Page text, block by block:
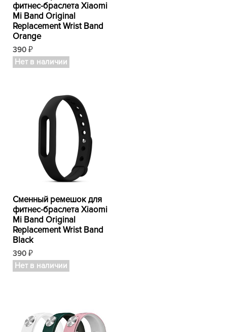
фитнес-браслета Xiaomi
Mi Band Original
Replacement Wrist Band
Orange
390 ₽
Нет в наличии
Сменный ремешок для
фитнес-браслета Xiaomi
Mi Band Original
Replacement Wrist Band
Black
390 ₽
Нет в наличии